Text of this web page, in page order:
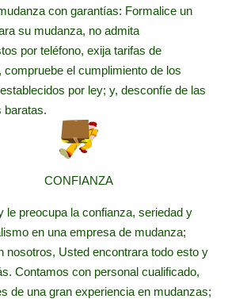
con garantías: Formalice un
su mudanza, no admita
por teléfono, exija tarifas de
compruebe el cumplimiento de los
por ley; y, desconfíe de las
baratas.
CONFIANZA
le preocupa la confianza, seriedad y
en una empresa de mudanza;
nosotros, Usted encontrara todo esto y
Contamos con personal cualificado,
de una gran experiencia en mudanzas;